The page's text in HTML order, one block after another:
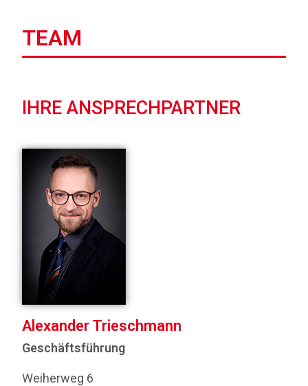
TEAM
IHRE ANSPRECHPARTNER
Alexander Trieschmann
Geschäftsführung
Weiherweg 6